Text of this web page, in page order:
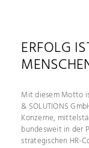
ERFOLG
Mit diesem Motto
& SOLUTIONS
Konzerne,
bundesweit in der
strategischen HR-